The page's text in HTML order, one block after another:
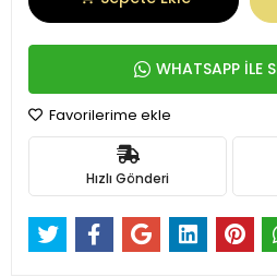
WHATSAPP İLE
Favorilerime ekle
Hızlı Gönderi